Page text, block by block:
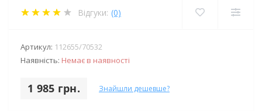
Відгуки: (0)
Артикул: 112655/70532
Наявність: Немає в наявності
1 985 грн. Знайшли дешевше?